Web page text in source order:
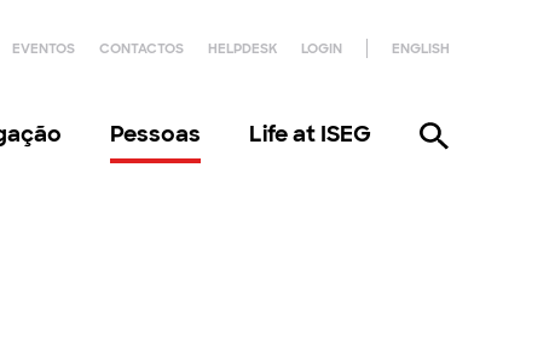
EVENTOS CONTACTOS HELPDESK LOGIN ENGLISH
Pessoas Life at ISEG